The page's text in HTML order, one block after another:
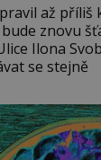
až příliš
šťastná.
Ilona
se stejně